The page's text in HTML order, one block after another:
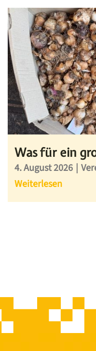
Was für ein
4. August 2026 |
Weiterlesen